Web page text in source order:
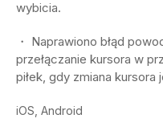
wybicia.
・ Naprawiono błąd
przełączanie kursora w
piłek, gdy zmiana
iOS, Android